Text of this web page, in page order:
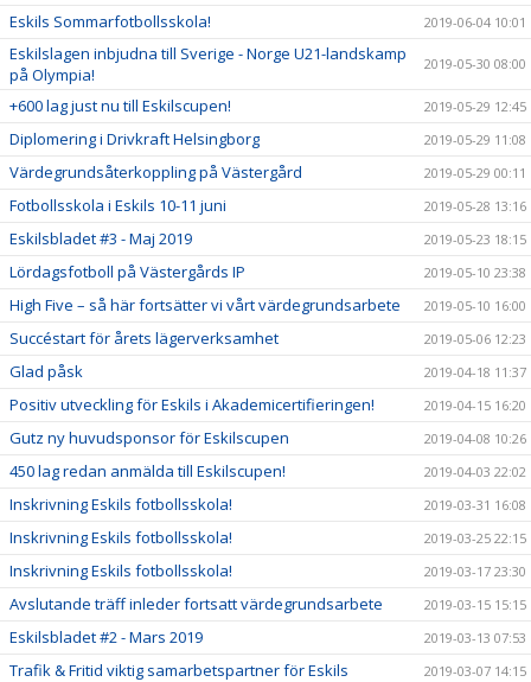
Eskils Sommarfotbollsskola! 2019-06-04 10:01
Eskilslagen inbjudna till Sverige - Norge U21-landskamp
på Olympia!
2019-05-30 08:00
+600 lag just nu till Eskilscupen! 2019-05-29 12:45
Diplomering i Drivkraft Helsingborg 2019-05-29 11:08
Värdegrundsåterkoppling på Västergård 2019-05-29 00:11
Fotbollsskola i Eskils 10-11 juni 2019-05-28 13:16
Eskilsbladet #3 - Maj 2019 2019-05-23 18:15
Lördagsfotboll på Västergårds IP 2019-05-10 23:38
High Five – så här fortsätter vi vårt värdegrundsarbete 2019-05-10 16:00
Succéstart för årets lägerverksamhet 2019-05-06 12:23
Glad påsk 2019-04-18 11:37
Positiv utveckling för Eskils i Akademicertifieringen! 2019-04-15 16:20
Gutz ny huvudsponsor för Eskilscupen 2019-04-08 10:26
450 lag redan anmälda till Eskilscupen! 2019-04-03 22:02
Inskrivning Eskils fotbollsskola! 2019-03-31 16:08
Inskrivning Eskils fotbollsskola! 2019-03-25 22:15
Inskrivning Eskils fotbollsskola! 2019-03-17 23:30
Avslutande träff inleder fortsatt värdegrundsarbete 2019-03-15 15:15
Eskilsbladet #2 - Mars 2019 2019-03-13 07:53
Trafik & Fritid viktig samarbetspartner för Eskils 2019-03-07 14:15